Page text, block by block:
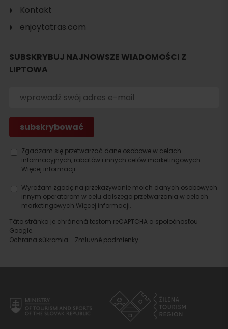
noclegu
Kontakt
enjoytatras.com
SUBSKRYBUJ NAJNOWSZE WIADOMOŚCI Z
LIPTOWA
Zgadzam się przetwarzać dane osobowe w celach
informacyjnych, rabatów i innych celów marketingowych.
Więcej informacji.
Wyrażam zgodę na przekazywanie moich danych osobowych
innym operatorom w celu dalszego przetwarzania w celach
marketingowych.Więcej informacji.
Táto stránka je chránená testom reCAPTCHA a spoločnosťou
Google.
Ochrana súkromia - Zmluvné podmienky